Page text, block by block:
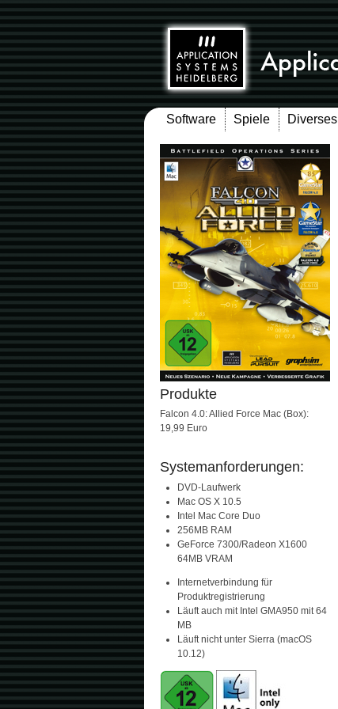
Software Spiele Diverses
Produkte
Falcon 4.0: Allied Force Mac (Box):
19,99 Euro
Systemanforderungen:
DVD-Laufwerk
Mac OS X 10.5
Intel Mac Core Duo
256MB RAM
GeForce 7300/Radeon X1600
64MB VRAM
Internetverbindung für
Produktregistrierung
Läuft auch mit Intel GMA950 mit 64
MB
Läuft nicht unter Sierra (macOS
10.12)